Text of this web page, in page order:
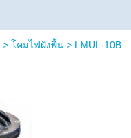
> โคมไฟฝังพื้น> LMUL-10B